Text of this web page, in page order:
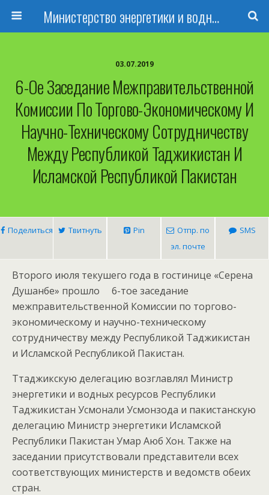
Министерство энергетики и водных ресурсов Республики Таджикистан
03.07.2019
6-Ое Заседание Межправительственной
Комиссии По Торгово-Экономическому И
Научно-Техническому Сотрудничеству
Между Республикой Таджикистан И
Исламской Республикой Пакистан
Поделиться Твитнуть Pin
Отпр. по
эл. почте
SMS
Второго июля текушего года в гостинице «Серена
Душанбе» прошло 6-тое заседание
межправительственной Комиссии по торгово-
экономическому и научно-техническому
сотрудничеству между Республикой Таджикистан
и Исламской Республикой Пакистан.
Ттаджикскую делегацию возглавлял Министр
энергетики и водных ресурсов Республики
Таджикистан Усмонали Усмонзода и пакистанскую
делегацию Министр энергетики Исламской
Республики Пакистан Умар Аюб Хон. Также на
заседании присутствовали представители всех
соответствующих министерств и ведомств обеих
стран.